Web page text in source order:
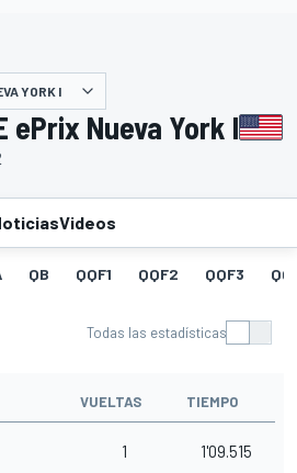
YORK I
ePrix Nueva York I
Videos
QB QQF1 QQF2 QQF3
Todas las estadísticas
VUELTAS TIEMPO
1 1'09.515